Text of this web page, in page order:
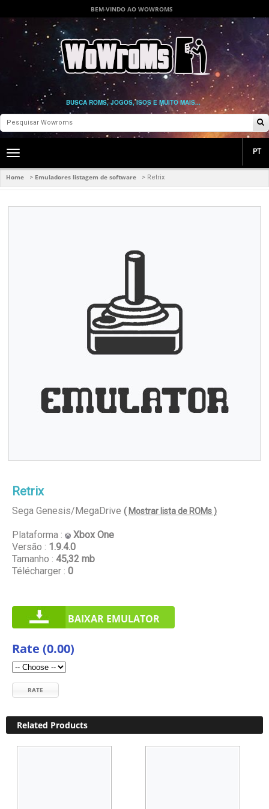
BEM-VINDO AO WOWROMS
BUSCA ROMS, JOGOS, ISOS E MUITO MAIS...
Toggle
navigation
PT
Home > Emuladores listagem de software > Retrix
Retrix
Sega Genesis/MegaDrive ( Mostrar lista de ROMs )
Plataforma :
Xbox One
Versão : 1.9.4.0
Tamanho : 45,32 mb
Télécharger : 0
BAIXAR EMULATOR
Rate (0.00)
RATE
Related Products